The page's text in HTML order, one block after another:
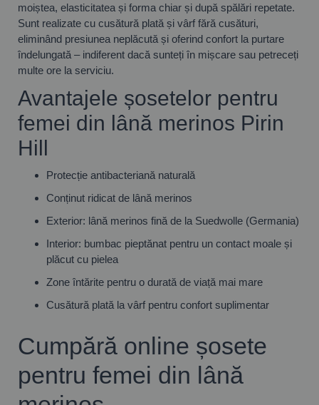
moiștea, elasticitatea și forma chiar și după spălări repetate.
Sunt realizate cu cusătură plată și vârf fără cusături,
eliminând presiunea neplăcută și oferind confort la purtare
îndelungată – indiferent dacă sunteți în mișcare sau petreceți
multe ore la serviciu.
Avantajele șosetelor pentru
femei din lână merinos Pirin
Hill
Protecție antibacteriană naturală
Conținut ridicat de lână merinos
Exterior: lână merinos fină de la Suedwolle (Germania)
Interior: bumbac pieptănat pentru un contact moale și
plăcut cu pielea
Zone întărite pentru o durată de viață mai mare
Cusătură plată la vârf pentru confort suplimentar
Cumpără online șosete
pentru femei din lână